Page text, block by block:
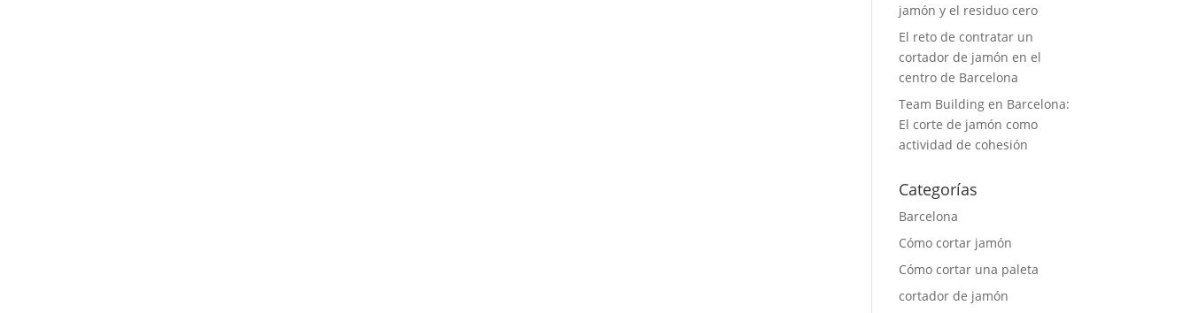
jamón y el residuo cero
El reto de contratar un
cortador de jamón en el
centro de Barcelona
Team Building en Barcelona:
El corte de jamón como
actividad de cohesión
Categorías
Barcelona
Cómo cortar jamón
Cómo cortar una paleta
cortador de jamón